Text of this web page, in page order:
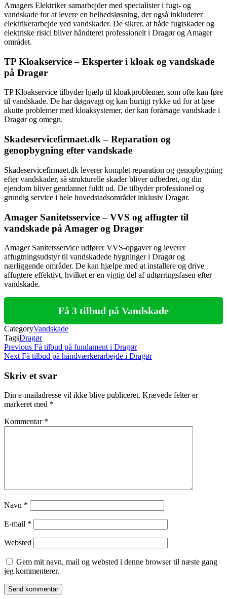
Amagers Elektriker samarbejder med specialister i fugt- og
vandskade for at levere en helhedsløsning, der også inkluderer
elektrikerarbejde ved vandskader. De sikrer, at både fugtskader og
elektriske risici bliver håndteret professionelt i Dragør og Amager
området.
TP Kloakservice – Eksperter i kloak og vandskade
på Dragør
TP Kloakservice tilbyder hjælp til kloakproblemer, som ofte kan føre
til vandskade. De har døgnvagt og kan hurtigt rykke ud for at løse
akutte problemer med kloaksystemer, der kan forårsage vandskade i
Dragør og omegn.
Skadeservicefirmaet.dk – Reparation og
genopbygning efter vandskade
Skadeservicefirmaet.dk leverer komplet reparation og genopbygning
efter vandskader, så strukturelle skader bliver udbedret, og din
ejendom bliver gendannet fuldt ud. De tilbyder professionel og
grundig service i hele hovedstadsområdet inklusiv Dragør.
Amager Sanitetsservice – VVS og affugter til
vandskade på Amager og Dragør
Amager Sanitetsservice udfører VVS-opgaver og leverer
affugtningsudstyr til vandskadede bygninger i Dragør og
nærliggende områder. De kan hjælpe med at installere og drive
affugtere effektivt, hvilket er en vigtig del af udtørringsfasen efter
vandskade.
Få 3 tilbud på Vandskade
CategoryVandskade
TagsDragør
Indlægsnavigation
Previous
Post
Previous Få tilbud på fundament i Dragør
Next
Next Få tilbud på håndværkerarbejde i Dragør
Skriv et svar
Din e-mailadresse vil ikke blive publiceret. Krævede felter er
markeret med *
Kommentar *
Navn *
E-mail *
Websted
Gem mit navn, mail og websted i denne browser til næste gang
jeg kommenterer.